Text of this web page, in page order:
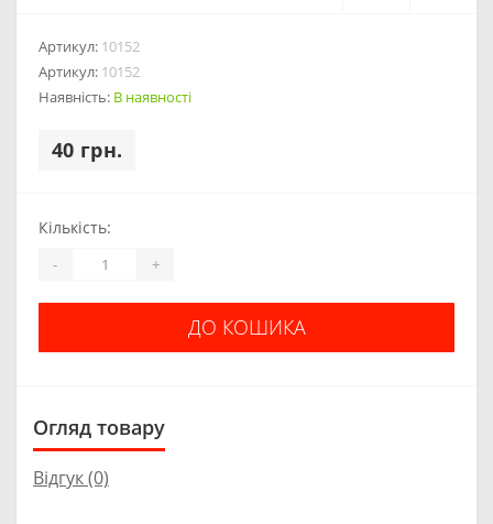
Артикул: 10152
Артикул: 10152
Наявність: В наявності
40 грн.
Кількість:
- +
ДО КОШИКА
Огляд товару
Відгук (0)